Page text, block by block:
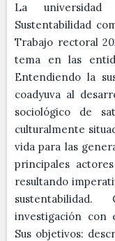
La
Sustentabilidad
Trabajo rectoral
tema en las
Entendiendo la
coadyuva al
sociológico de
culturalmente
vida para las
principales
resultando
investigación con
Sus objetivos: